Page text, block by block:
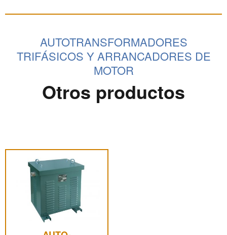
AUTOTRANSFORMADORES
TRIFÁSICOS Y ARRANCADORES DE
MOTOR
Otros productos
producto
tiene
múltiples
variantes.
Las